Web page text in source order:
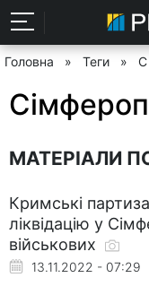
Головна » Теги » С
МАТЕРІАЛИ
Кримські
ліквідацію у
військових
13.11.2022 - 07:29